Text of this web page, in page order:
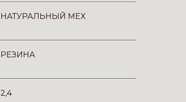
НАТУРАЛЬНЫЙ МЕХ
РЕЗИНА
2,4